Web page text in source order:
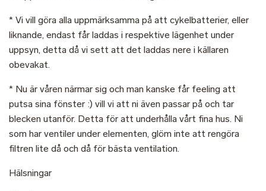
* Vi vill göra alla uppmärksamma på att cykelbatterier, eller
liknande, endast får laddas i respektive lägenhet under
uppsyn, detta då vi sett att det laddas nere i källaren
obevakat.
* Nu är våren närmar sig och man kanske får feeling att
putsa sina fönster :) vill vi att ni även passar på och tar
blecken utanför. Detta för att underhålla vårt fina hus. Ni
som har ventiler under elementen, glöm inte att rengöra
filtren lite då och då för bästa ventilation.
Hälsningar